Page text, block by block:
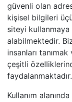
güvenli olan
kişisel bilgileri
siteyi
alabilmektedir.
insanları
çeşitli
faydalanmaktadır.
Kullanım